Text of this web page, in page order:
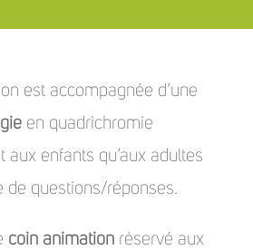
est accompagnée d’une
en quadrichromie
aux enfants qu’aux adultes
de questions/réponses.
coin animationréservé aux